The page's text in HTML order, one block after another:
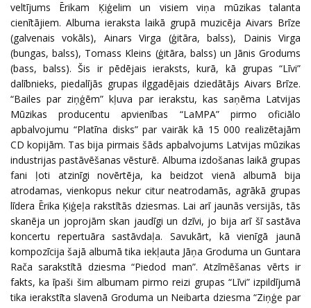
veltījums Ērikam Ķiģelim un visiem viņa mūzikas talanta
cienītājiem. Albuma ieraksta laikā grupā muzicēja Aivars Brīze
(galvenais vokāls), Ainars Virga (ģitāra, balss), Dainis Virga
(bungas, balss), Tomass Kleins (ģitāra, balss) un Jānis Grodums
(bass, balss). Šis ir pēdējais ieraksts, kurā, kā grupas “Līvi”
dalībnieks, piedalījās grupas ilggadējais dziedātājs Aivars Brīze.
“Bailes par ziņģēm” kļuva par ierakstu, kas saņēma Latvijas
Mūzikas producentu apvienības “LaMPA” pirmo oficiālo
apbalvojumu “Platīna disks” par vairāk kā 15 000 realizētajām
CD kopijām. Tas bija pirmais šāds apbalvojums Latvijas mūzikas
industrijas pastāvēšanas vēsturē. Albuma izdošanas laikā grupas
fani ļoti atzinīgi novērtēja, ka beidzot vienā albumā bija
atrodamas, vienkopus nekur citur neatrodamās, agrākā grupas
līdera Ērika Ķiģeļa rakstītās dziesmas. Lai arī jaunās versijās, tās
skanēja un joprojām skan jaudīgi un dzīvi, jo bija arī šī sastāva
koncertu repertuāra sastāvdaļa. Savukārt, kā vienīgā jaunā
kompozīcija šajā albumā tika iekļauta Jāņa Groduma un Guntara
Rača sarakstītā dziesma “Piedod man”. Atzīmēšanas vērts ir
fakts, ka īpaši šim albumam pirmo reizi grupas “Līvi” izpildījumā
tika ierakstīta slavenā Groduma un Neibarta dziesma “Ziņģe par